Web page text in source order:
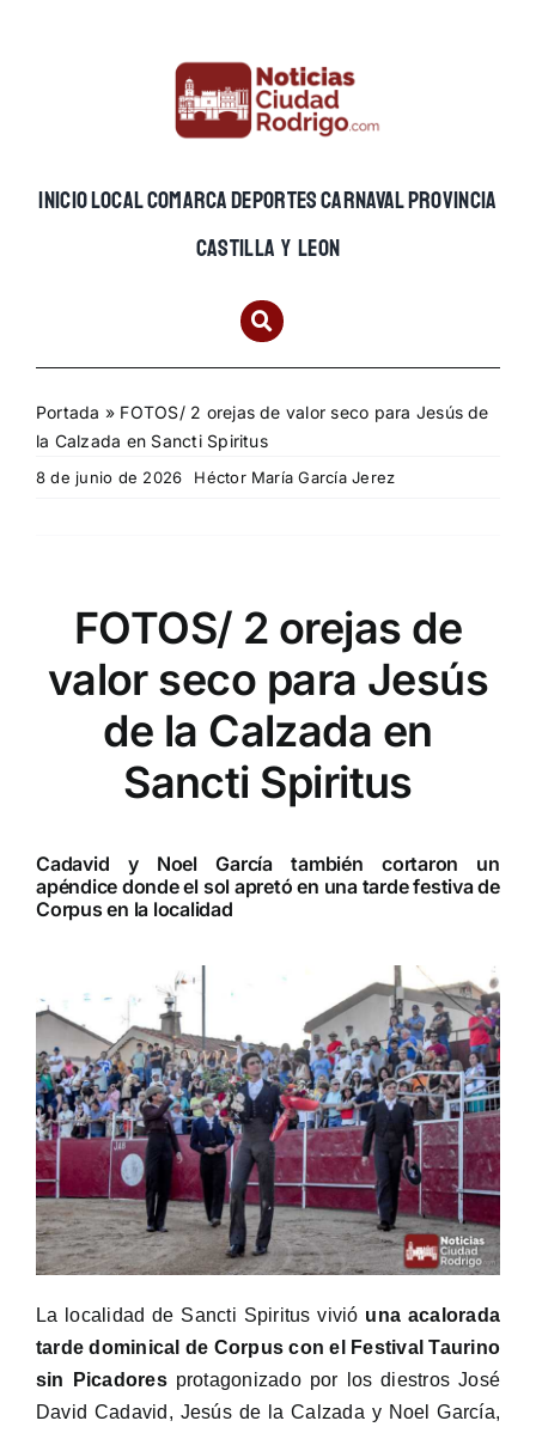
INICIOLOCALCOMARCADEPORTESCARNAVALPROVINCIA
CASTILLA Y LEON
Portada » FOTOS/ 2 orejas de valor seco para Jesús de
la Calzada en Sancti Spiritus
8 de junio de 2026 Héctor María García Jerez
FOTOS/ 2 orejas de
valor seco para Jesús
de la Calzada en
Sancti Spiritus
Cadavid y Noel García también cortaron un
apéndice donde el sol apretó en una tarde festiva de
Corpus en la localidad
La localidad de Sancti Spiritus vivió una acalorada
tarde dominical de Corpus con el Festival Taurino
sin Picadoresprotagonizado por los diestros José
David Cadavid, Jesús de la Calzada y Noel García,